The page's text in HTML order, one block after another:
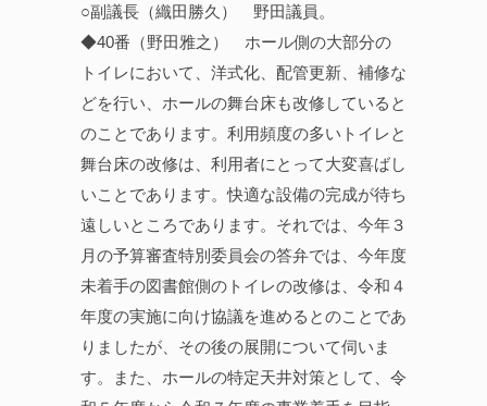
○副議長（織田勝久） 野田議員。
◆40番（野田雅之） ホール側の大部分の
トイレにおいて、洋式化、配管更新、補修な
どを行い、ホールの舞台床も改修していると
のことであります。利用頻度の多いトイレと
舞台床の改修は、利用者にとって大変喜ばし
いことであります。快適な設備の完成が待ち
遠しいところであります。それでは、今年３
月の予算審査特別委員会の答弁では、今年度
未着手の図書館側のトイレの改修は、令和４
年度の実施に向け協議を進めるとのことであ
りましたが、その後の展開について伺いま
す。また、ホールの特定天井対策として、令